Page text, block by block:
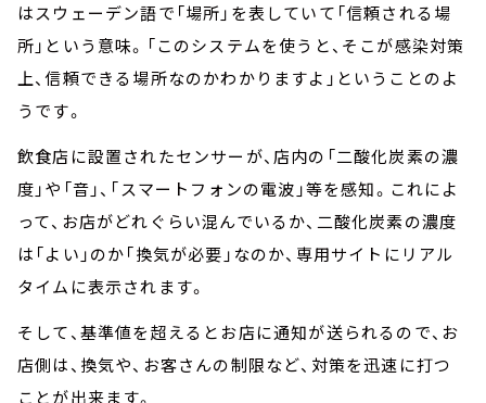
はスウェーデン語で「場所」を表していて「信頼される場
所」という意味。「このシステムを使うと、そこが感染対策
上、信頼できる場所なのかわかりますよ」ということのよ
うです。
飲食店に設置されたセンサーが、店内の「二酸化炭素の濃
度」や「音」、「スマートフォンの電波」等を感知。これによ
って、お店がどれぐらい混んでいるか、二酸化炭素の濃度
は「よい」のか「換気が必要」なのか、専用サイトにリアル
タイムに表示されます。
そして、基準値を超えるとお店に通知が送られるので、お
店側は、換気や、お客さんの制限など、対策を迅速に打つ
ことが出来ます。